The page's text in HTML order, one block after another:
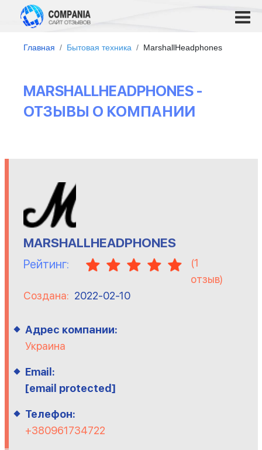
Главная Бытовая техника MarshallHeadphones
MARSHALLHEADPHONES -
ОТЗЫВЫ О КОМПАНИИ
MARSHALLHEADPHONES
Рейтинг: (1
отзыв)
Создана: 2022-02-10
Адрес компании:
Украина
Email:
[email protected]
Телефон:
+380961734722